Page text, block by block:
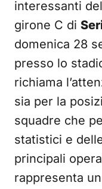
interessanti
girone C di
domenica 28
presso lo
richiama
sia per la
squadre che
statistici e
principali
rappresenta